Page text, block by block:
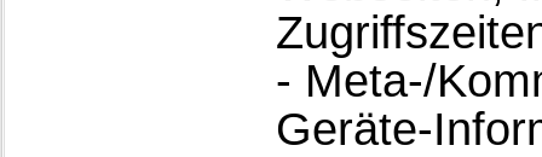
- Meta-/
Geräte-